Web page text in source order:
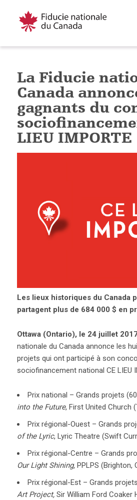
La Fiducie
Canada
gagnants du
LIEU IMPORTE
Les lieux historiques du Canada
partagent plus de 684 000 $ en
Ottawa (Ontario), le 24 juillet
nationale du Canada annonce les
projets qui ont participé à son
sociofinancement national CE LIEU
Prix national – Grands projets
into the Future, First United Church
Prix régional-Ouest – Grands
of the Lyric, Lyric Theatre (Swift
Prix régional-Centre – Grands
Our Light Shining, PPLPS (Brighton,
Prix régional-Est – Grands
Art Project, Sir William Ford Coaker